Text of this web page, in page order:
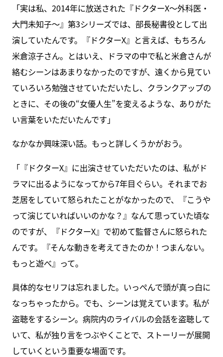
「実は私、2014年に放送された『ドクターX～外科医・
大門未知子～』第3シリーズでは、部長秘書役として出
演していたんです。『ドクターX』と言えば、もちろん
米倉涼子さん。とはいえ、ドラマの中で私と米倉さんが
絡むシーンはあまりなかったのですが、遠くから見てい
ていろいろ勉強させていただいたし、クランクアップの
ときに、その後の“女優人生”を変えるような、ありがた
い言葉をいただいたんです」
なかなか興味深い話。もっと詳しくうかがおう。
「『ドクターX』に出演させていただいたのは、私がド
ラマに出るようになってから7年目ぐらい。それまでお
芝居をしていて怒られたことがなかったので、『こうや
って演じていればいいのかな？』なんて思っていた頃な
のですが、『ドクターX』で初めて監督さんに怒られた
んです。『そんな動きを考えてきたのか！つまんない。
もっと遊べ』って。
具体的なセリフは忘れました。いっぺんで頭が真っ白に
なっちゃったから。でも、シーンは覚えています。私が
盗聴をするシーン。病院内のライバルの会話を盗聴して
いて、私が独り言をつぶやくことで、ストーリーが展開
していくという重要な場面です。